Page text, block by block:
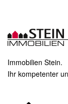
Immobilien Stein.
Ihr kompetenter